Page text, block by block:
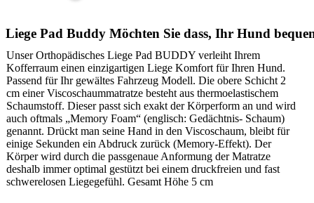
Liege Pad Buddy Möchten Sie dass, Ihr Hund
Unser Orthopädisches Liege Pad BUDDY verleiht Ihrem
Kofferraum einen einzigartigen Liege Komfort für Ihren Hund.
Passend für Ihr gewältes Fahrzeug Modell. Die obere Schicht 2
cm einer Viscoschaummatratze besteht aus thermoelastischem
Schaumstoff. Dieser passt sich exakt der Körperform an und wird
auch oftmals „Memory Foam“ (englisch: Gedächtnis- Schaum)
genannt. Drückt man seine Hand in den Viscoschaum, bleibt für
einige Sekunden ein Abdruck zurück (Memory-Effekt). Der
Körper wird durch die passgenaue Anformung der Matratze
deshalb immer optimal gestützt bei einem druckfreien und fast
schwerelosen Liegegefühl. Gesamt Höhe 5 cm